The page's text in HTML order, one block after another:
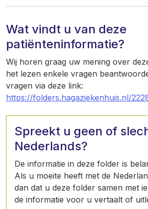
Wat vindt u van deze
patiënteninformatie?
Wij horen graag uw mening over
het lezen enkele vragen
vragen via deze link:
https://folders.hagaziekenhuis.nl/
Spreekt u geen of
Nederlands?
De informatie in deze folder is
Als u moeite heeft met de
dan dat u deze folder samen met
de informatie voor u vertaalt of